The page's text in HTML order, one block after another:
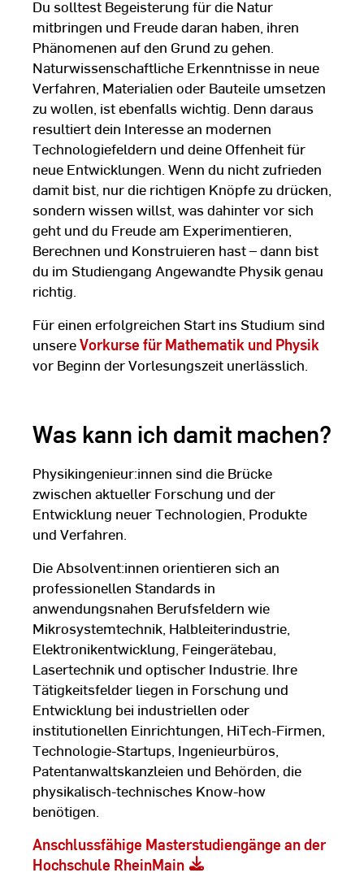
Du solltest Begeisterung für die Natur
mitbringen und Freude daran haben, ihren
Phänomenen auf den Grund zu gehen.
Naturwissenschaftliche Erkenntnisse in neue
Verfahren, Materialien oder Bauteile umsetzen
zu wollen, ist ebenfalls wichtig. Denn daraus
resultiert dein Interesse an modernen
Technologiefeldern und deine Offenheit für
neue Entwicklungen. Wenn du nicht zufrieden
damit bist, nur die richtigen Knöpfe zu drücken,
sondern wissen willst, was dahinter vor sich
geht und du Freude am Experimentieren,
Berechnen und Konstruieren hast – dann bist
du im Studiengang Angewandte Physik genau
richtig.
Für einen erfolgreichen Start ins Studium sind
unsereVorkurse für Mathematik und Physik
vor Beginn der Vorlesungszeit unerlässlich.
Was kann ich damit machen?
Physikingenieur:innen sind die Brücke
zwischen aktueller Forschung und der
Entwicklung neuer Technologien, Produkte
und Verfahren.
Die Absolvent:innen orientieren sich an
professionellen Standards in
anwendungsnahen Berufsfeldern wie
Mikrosystemtechnik, Halbleiterindustrie,
Elektronikentwicklung, Feingerätebau,
Lasertechnik und optischer Industrie. Ihre
Tätigkeitsfelder liegen in Forschung und
Entwicklung bei industriellen oder
institutionellen Einrichtungen, HiTech-Firmen,
Technologie-Startups, Ingenieurbüros,
Patentanwaltskanzleien und Behörden, die
physikalisch-technisches Know-how
benötigen.
Anschlussfähige Masterstudiengänge an der
Hochschule RheinMain